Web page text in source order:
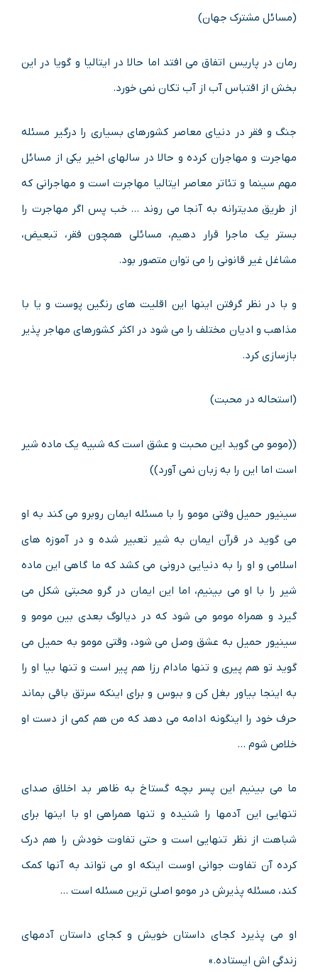
(مسائل مشترک جهان)
رمان در پاریس اتفاق می افتد اما حالا در ایتالیا و گویا در این
بخش از اقتباس آب از آب تکان نمی خورد.
جنگ و فقر در دنیای معاصر کشورهای بسیاری را درگیر مسئله
مهاجرت و مهاجران کرده و حالا در سالهای اخیر یکی از مسائل
مهم سینما و تئاتر معاصر ایتالیا مهاجرت است و مهاجرانی که
از طریق مدیترانه به آنجا می روند … خب پس اگر مهاجرت را
بستر یک ماجرا قرار دهیم، مسائلی همچون فقر، تبعیض،
مشاغل غیر قانونی را می توان متصور بود.
و با در نظر گرفتن اینها این اقلیت های رنگین پوست و یا با
مذاهب و ادیان مختلف را می شود در اکثر کشورهای مهاجر پذیر
بازسازی کرد.
(استحاله در محبت)
((مومو می گوید این محبت و عشق است که شبیه یک ماده شیر
است اما این را به زبان نمی آورد))
سینیور حمیل وقتی مومو را با مسئله ایمان روبرو می کند به او
می گوید در قرآن ایمان به شیر تعبیر شده و در آموزه های
اسلامی و او را به دنیایی درونی می کشد که ما گاهی این ماده
شیر را با او می بینیم، اما این ایمان در گرو محبتی شکل می
گیرد و همراه مومو می شود که در دیالوگ بعدی بین مومو و
سینیور حمیل به عشق وصل می شود، وقتی مومو به حمیل می
گوید تو هم پیری و تنها مادام رزا هم پیر است و تنها بیا او را
به اینجا بیاور بغل کن و ببوس و برای اینکه سرتق باقی بماند
حرف خود را اینگونه ادامه می دهد که من هم کمی از دست او
خلاص شوم …
ما می بینیم این پسر بچه گستاخ به ظاهر بد اخلاق صدای
تنهایی این آدمها را شنیده و تنها همراهی او با اینها برای
شباهت از نظر تنهایی است و حتی تفاوت خودش را هم درک
کرده آن تفاوت جوانی اوست اینکه او می تواند به آنها کمک
کند، مسئله پذیرش در مومو اصلی ترین مسئله است …
او می پذیرد کجای داستان خویش و کجای داستان آدمهای
زندگی اش ایستاده.»